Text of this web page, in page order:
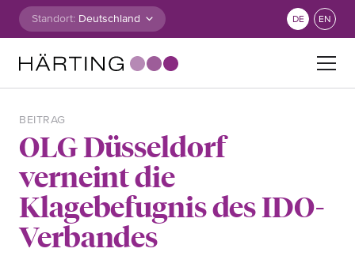
Zum Inhalt springen
Standort: DE EN
BEITRAG
OLG Düsseldorf
verneint die
Klagebefugnis des IDO-
Verbandes